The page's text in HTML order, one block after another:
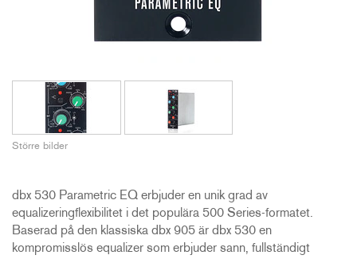
Större bilder
dbx 530 Parametric EQ erbjuder en unik grad av
equalizeringflexibilitet i det populära 500 Series-formatet.
Baserad på den klassiska dbx 905 är dbx 530 en
kompromisslös equalizer som erbjuder sann, fullständigt